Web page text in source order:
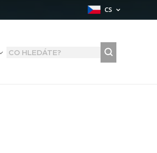
CS